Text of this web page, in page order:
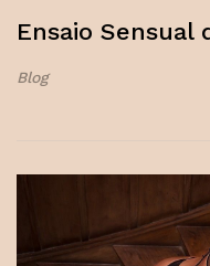
Ensaio Sensual
Blog